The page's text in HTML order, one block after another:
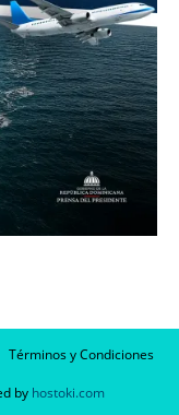
Términos y Condiciones
by hostoki.com